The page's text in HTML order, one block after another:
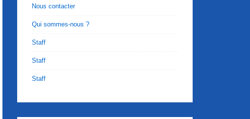
Nous contacter
Qui sommes-nous ?
Staff
Staff
Staff